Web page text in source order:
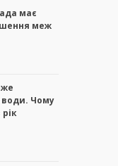
має
меж
Чому